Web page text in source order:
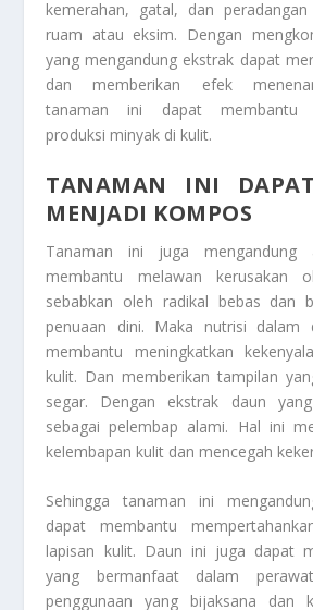
kemerahan, gatal, dan
ruam atau eksim. Dengan
yang mengandung ekstrak dapat
dan memberikan efek
tanaman ini dapat membantu
produksi minyak di kulit.
TANAMAN INI
MENJADI KOMPOS
Tanaman ini juga mengandung
membantu melawan kerusakan
sebabkan oleh radikal bebas dan
penuaan dini. Maka nutrisi dalam
membantu meningkatkan
kulit. Dan memberikan tampilan
segar. Dengan ekstrak daun
sebagai pelembap alami. Hal ini
kelembapan kulit dan mencegah
Sehingga tanaman ini
dapat membantu
lapisan kulit. Daun ini juga dapat
yang bermanfaat dalam
penggunaan yang bijaksana dan